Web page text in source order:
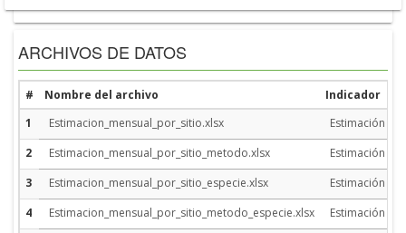
ARCHIVOS DE DATOS
# Nombre del archivo
Indicador
1
Estimacion_mensual_por_sitio.xlsx
Estimación
2
Estimacion_mensual_por_sitio_metodo.xlsx
Estimación
3
Estimacion_mensual_por_sitio_especie.xlsx
Estimación
4
Estimacion_mensual_por_sitio_metodo_especie.xlsx Estimación